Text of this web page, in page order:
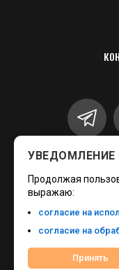
+7
УВЕДОМЛЕНИЕ
Продолжая
выражаю:
согласие на
согласие на
Принять